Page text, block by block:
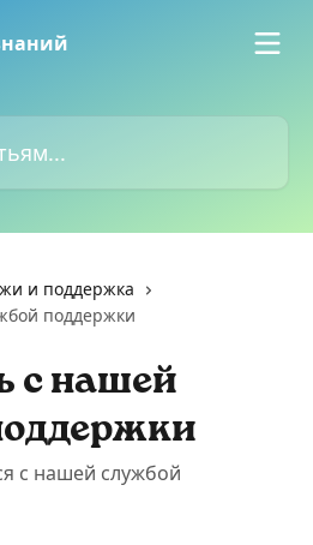
и поддержка
поддержки
с нашей
с нашей службой